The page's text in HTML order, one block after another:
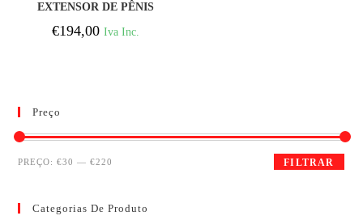
EXTENSOR DE PÊNIS
€194,00 Iva Inc.
Preço
FILTRAR
PREÇO:€30 —€220
Categorias De Produto